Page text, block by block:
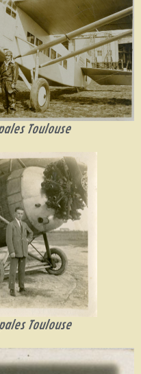
Toulouse
Toulouse